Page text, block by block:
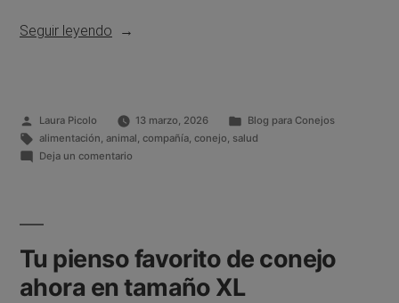
Seguir leyendo
Laura Picolo 13 marzo, 2026
Blog para Conejos
alimentación animal compañía, conejo salud
Deja un comentario
Tu pienso favorito de conejo
ahora en tamaño XL